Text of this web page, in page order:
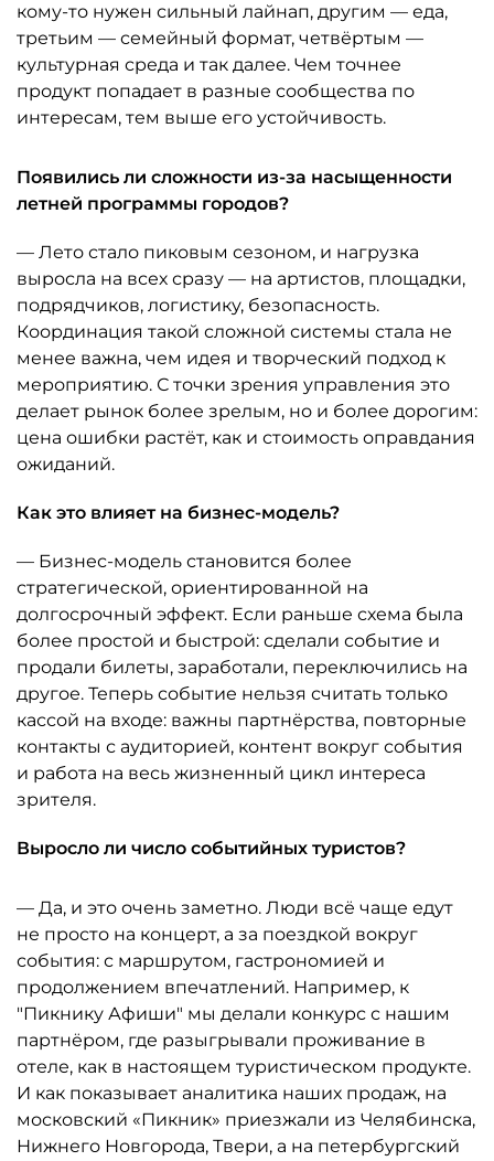
кому-то нужен сильный лайнап, другим — еда,
третьим — семейный формат, четвёртым —
культурная среда и так далее. Чем точнее
продукт попадает в разные сообщества по
интересам, тем выше его устойчивость.
Появились ли сложности из-за насыщенности
летней программы городов?
— Лето стало пиковым сезоном, и нагрузка
выросла на всех сразу — на артистов, площадки,
подрядчиков, логистику, безопасность.
Координация такой сложной системы стала не
менее важна, чем идея и творческий подход к
мероприятию. С точки зрения управления это
делает рынок более зрелым, но и более дорогим:
цена ошибки растёт, как и стоимость оправдания
ожиданий.
Как это влияет на бизнес-модель?
— Бизнес-модель становится более
стратегической, ориентированной на
долгосрочный эффект. Если раньше схема была
более простой и быстрой: сделали событие и
продали билеты, заработали, переключились на
другое. Теперь событие нельзя считать только
кассой на входе: важны партнёрства, повторные
контакты с аудиторией, контент вокруг события
и работа на весь жизненный цикл интереса
зрителя.
Выросло ли число событийных туристов?
— Да, и это очень заметно. Люди всё чаще едут
не просто на концерт, а за поездкой вокруг
события: с маршрутом, гастрономией и
продолжением впечатлений. Например, к
"Пикнику Афиши" мы делали конкурс с нашим
партнёром, где разыгрывали проживание в
отеле, как в настоящем туристическом продукте.
И как показывает аналитика наших продаж, на
московский «Пикник» приезжали из Челябинска,
Нижнего Новгорода, Твери, а на петербургский